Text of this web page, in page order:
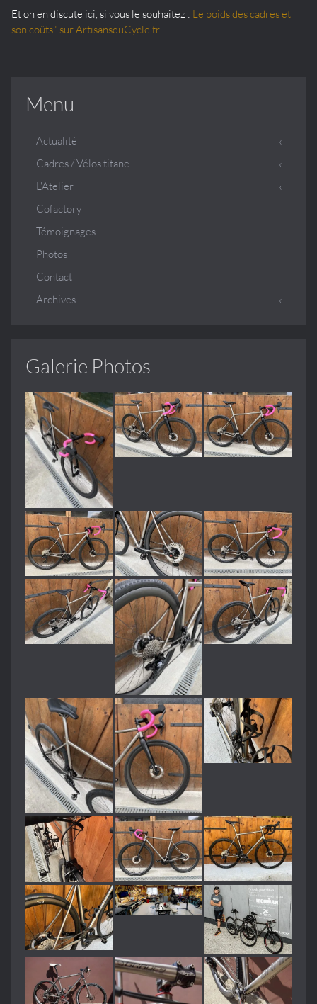
Et on en discute ici, si vous le souhaitez : Le poids des cadres et
son coûts" sur ArtisansduCycle.fr
Menu
Actualité
Cadres / Vélos titane
L'Atelier
Cofactory
Témoignages
Photos
Contact
Archives
Galerie Photos